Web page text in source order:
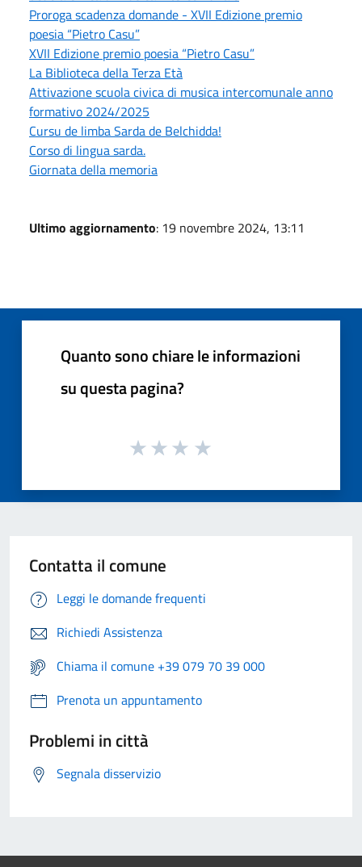
Proroga scadenza domande - XVII Edizione premio
poesia “Pietro Casu”
XVII Edizione premio poesia “Pietro Casu”
La Biblioteca della Terza Età
Attivazione scuola civica di musica intercomunale anno
formativo 2024/2025
Cursu de limba Sarda de Belchidda!
Corso di lingua sarda.
Giornata della memoria
Ultimo aggiornamento: 19 novembre 2024, 13:11
Quanto sono chiare le informazioni
su questa pagina?
Contatta il comune
Leggi le domande frequenti
Richiedi Assistenza
Chiama il comune +39 079 70 39 000
Prenota un appuntamento
Problemi in città
Segnala disservizio